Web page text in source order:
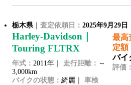
栃木県｜ 査定依頼日： 2025年9月29日
Harley-Davidson｜
Touring FLTRX
年式： 2011年｜ 走行距離： ～
3,000km
バイクの状態： 綺麗｜ 車検
最高
定額
バイ
評価：